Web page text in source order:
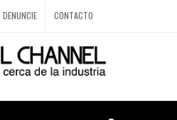
DENUNCIE CONTACTO